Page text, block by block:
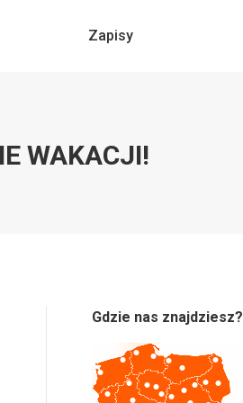
Zapisy
WAKACJI!
Gdzie nas znajdziesz?
Zapisy